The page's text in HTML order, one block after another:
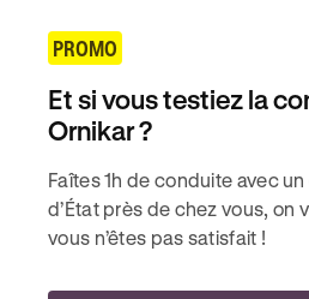
PROMO
Et si vous testiez la
Ornikar ?
Faîtes 1h de conduite avec
d’État près de chez vous, on
vous n’êtes pas satisfait !